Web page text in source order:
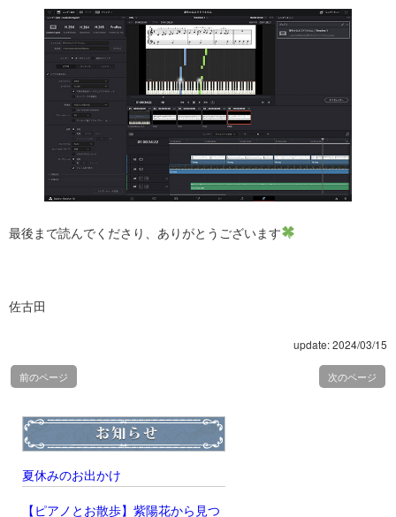
最後まで読んでくださり、ありがとうございます
佐古田
update: 2024/03/15
前のページ 次のページ
夏休みのお出かけ
【ピアノとお散歩】紫陽花から見つ